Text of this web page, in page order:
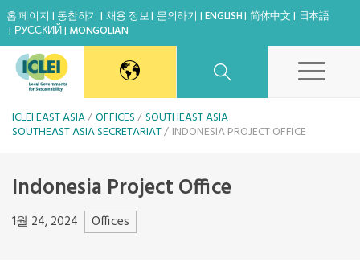
홈 페이지 동참하기 채용 정보 문의하기 ENGLISH 简体中文
日本語
РУССКИЙ MONGOLIAN
East Asia Secretariat
Japan Office
ICLEI EAST ASIA OFFICES SOUTHEAST ASIA
SOUTHEAST ASIA SECRETARIAT INDONESIA PROJECT OFFICE
Indonesia Project Office
1월 24, 2024 Offices
Share